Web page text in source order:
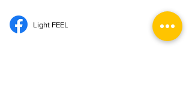
Light FEEL